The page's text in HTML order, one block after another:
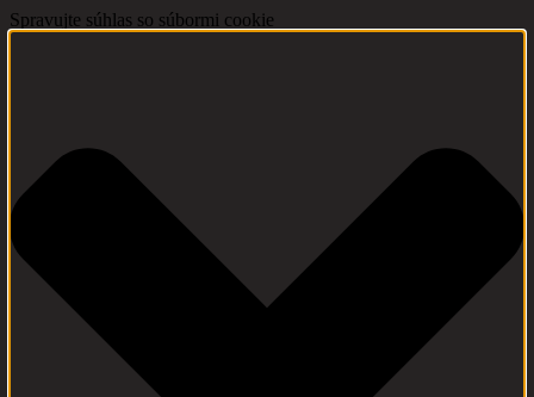
Spravujte súhlas so súbormi cookie